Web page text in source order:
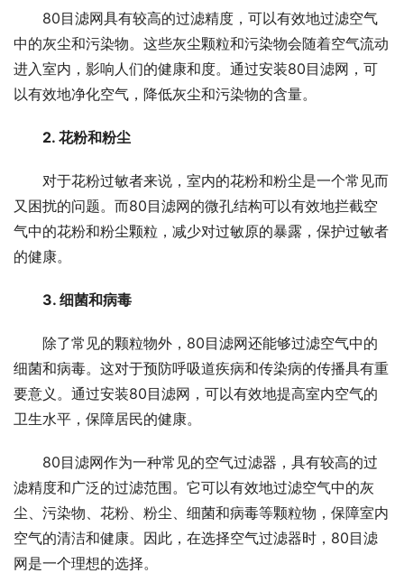
80目滤网具有较高的过滤精度，可以有效地过滤空气
中的灰尘和污染物。这些灰尘颗粒和污染物会随着空气流动
进入室内，影响人们的健康和度。通过安装80目滤网，可
以有效地净化空气，降低灰尘和污染物的含量。
2. 花粉和粉尘
对于花粉过敏者来说，室内的花粉和粉尘是一个常见而
又困扰的问题。而80目滤网的微孔结构可以有效地拦截空
气中的花粉和粉尘颗粒，减少对过敏原的暴露，保护过敏者
的健康。
3. 细菌和病毒
除了常见的颗粒物外，80目滤网还能够过滤空气中的
细菌和病毒。这对于预防呼吸道疾病和传染病的传播具有重
要意义。通过安装80目滤网，可以有效地提高室内空气的
卫生水平，保障居民的健康。
80目滤网作为一种常见的空气过滤器，具有较高的过
滤精度和广泛的过滤范围。它可以有效地过滤空气中的灰
尘、污染物、花粉、粉尘、细菌和病毒等颗粒物，保障室内
空气的清洁和健康。因此，在选择空气过滤器时，80目滤
网是一个理想的选择。